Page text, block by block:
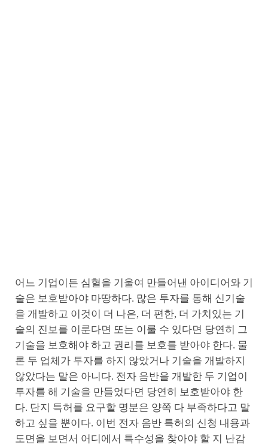
어느 기업이든 심혈을 기울여 만들어낸 아이디어와 기
술은 보호받아야 마땅하다. 많은 투자를 통해 신기술
을 개발하고 이것이 더 나은, 더 편한, 더 가치있는 기
술의 진보를 이룬다면 또는 이룰 수 있다면 당연히 그
기술을 보호해야 하고 권리를 보호를 받아야 한다. 물
론 두 업체가 투자를 하지 않았거나 기술을 개발하지
않았다는 말은 아니다. 전자 음반을 개발한 두 기업이
투자를 해 기술을 만들었다면 당연히 보호받아야 한
다. 단지 특허를 요구할 명분은 양쪽 다 부족하다고 말
하고 싶을 뿐이다. 이번 전자 음반 특허의 신청 내용과
도면을 보면서 어디에서 특수성을 찾아야 할 지 난감